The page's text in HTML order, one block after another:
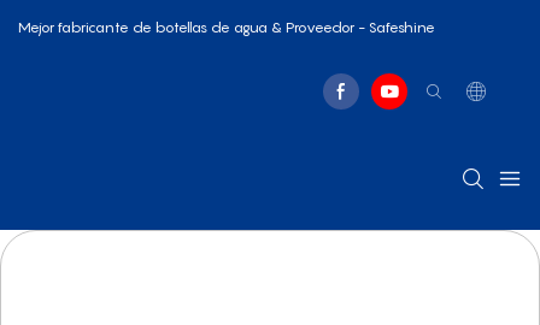
Mejor fabricante de botellas de agua & Proveedor - Safeshine